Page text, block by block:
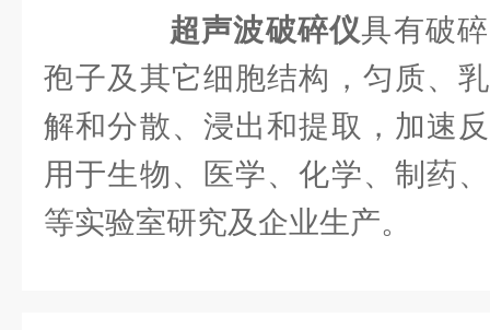
超声波破碎仪具有破
孢子及其它细胞结构，匀质、
解和分散、浸出和提取，加速
用于生物、医学、化学、制药
等实验室研究及企业生产。